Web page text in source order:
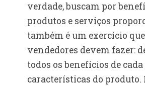
verdade, buscam por
produtos e serviços
também é um exercício
vendedores devem fazer:
todos os benefícios de
características do produto.